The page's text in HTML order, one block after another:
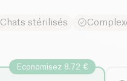
Chats stérilisés
Economisez 8.72 €